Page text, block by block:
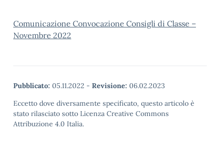
Comunicazione Convocazione Consigli di Classe –
Novembre 2022
Pubblicato: 05.11.2022 - Revisione: 06.02.2023
Eccetto dove diversamente specificato, questo articolo è
stato rilasciato sotto Licenza Creative Commons
Attribuzione 4.0 Italia.